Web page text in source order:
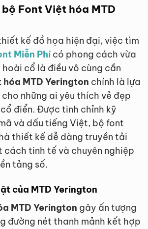
Font Việt hóa MTD
kế đồ họa hiện đại, việc tìm
Miễn Phícó phong cách vừa
cổ là điều vô cùng cần
hóa MTD Yerington chính là lựa
những ai yêu thích vẻ đẹp
điển. Được tinh chỉnh kỹ
và dấu tiếng Việt, bộ font
thiết kế dễ dàng truyền tải
tinh tế và chuyên nghiệp
tảng số.
của MTD Yerington
MTD Yerington gây ấn tượng
đường nét thanh mảnh kết hợp